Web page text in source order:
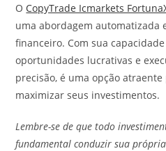
O CopyTrade Icmarkets
uma abordagem automatizada
financeiro. Com sua
oportunidades lucrativas e
precisão, é uma opção
maximizar seus investimentos.
Lembre-se de que todo
fundamental conduzir sua